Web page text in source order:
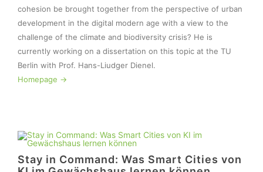
cohesion be brought together from the perspective of urban
development in the digital modern age with a view to the
challenge of the climate and biodiversity crisis? He is
currently working on a dissertation on this topic at the TU
Homepage ->
Stay in Command: Was Smart Cities von